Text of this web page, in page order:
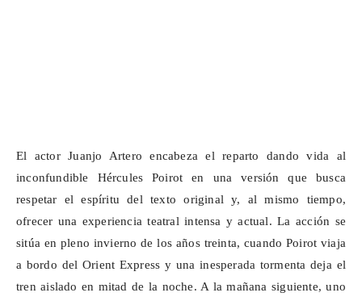
El actor Juanjo Artero encabeza el reparto dando vida al
inconfundible Hércules Poirot en una versión que busca
respetar el espíritu del texto original y, al mismo tiempo,
ofrecer una experiencia teatral intensa y actual. La acción se
sitúa en pleno invierno de los años treinta, cuando Poirot viaja
a bordo del Orient Express y una inesperada tormenta deja el
tren aislado en mitad de la noche. A la mañana siguiente, uno